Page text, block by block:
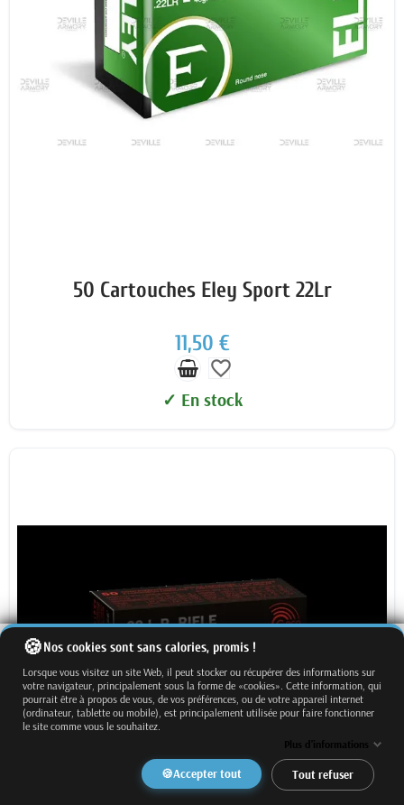
50 Cartouches Eley Sport 22Lr
11,50 €
favorite_border
✓ En stock
Nos cookies sont sans calories, promis !
Lorsque vous visitez un site Web, il peut stocker ou récupérer des informations sur
votre navigateur, principalement sous la forme de «cookies». Cette information, qui
pourrait être à propos de vous, de vos préférences, ou de votre appareil internet
(ordinateur, tablette ou mobile), est principalement utilisée pour faire fonctionner
le site comme vous le souhaitez.
Plus d'informations
Accepter tout Tout refuser